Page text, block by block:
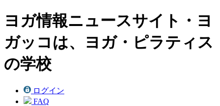
ヨガ情報ニュースサイト・ヨ
ガッコは、ヨガ・ピラティス
の学校
ログイン
FAQ